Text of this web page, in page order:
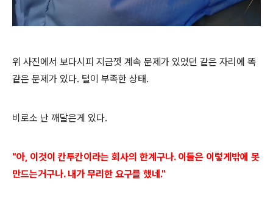
위 사진에서 보다시피 지금껏 계속 문제가 있었던 같은 자리에 똑
같은 문제가 있다. 털이 부족한 상태.
비로소 난 깨달은게 있다.
"아, 이것이 칸투칸이라는 회사의 한계구나. 이들은 이렇게밖에 못
만드는거구나. 내가 무리한 요구를 했네."